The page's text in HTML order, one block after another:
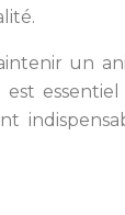
un
est